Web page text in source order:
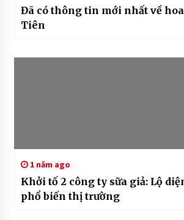
Đã có thông tin mới nhất về
Tiên
1 năm ago
Khởi tố 2 công ty sữa giả: Lộ
phổ biến thị trường